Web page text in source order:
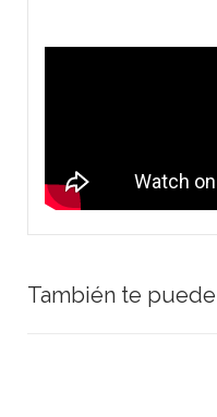
También te